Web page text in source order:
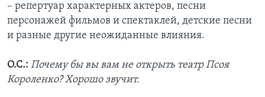
– репертуар характерных актеров, песни
персонажей фильмов и спектаклей, детские песни
и разные другие неожиданные влияния.
О.С.: Почему бы вы вам не открыть театр Псоя
Короленко? Хорошо звучит.